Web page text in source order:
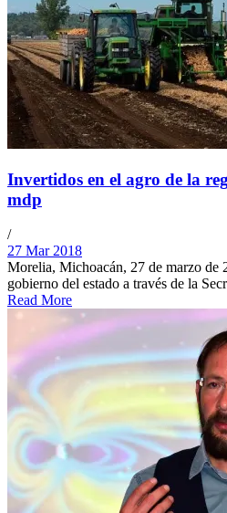
Invertidos en el agro de la
mdp
/
27 Mar 2018
Morelia, Michoacán, 27 de marzo
gobierno del estado a través de la
Read More